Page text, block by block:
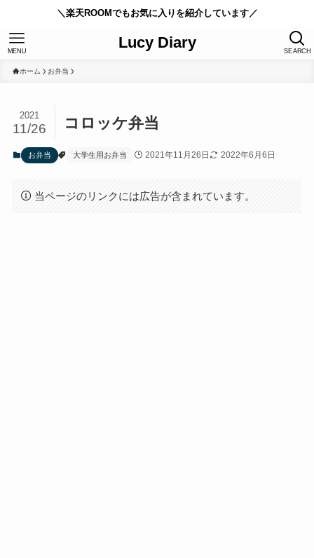
＼楽天ROOMでもお気に入りを紹介しています／
Lucy Diary SEARCH
MENU
ホーム お弁当
コロッケ弁当
2021
11/26
お弁当 大学生用お弁当 2021年11月26日 2022年6月6日
当ページのリンクには広告が含まれています。